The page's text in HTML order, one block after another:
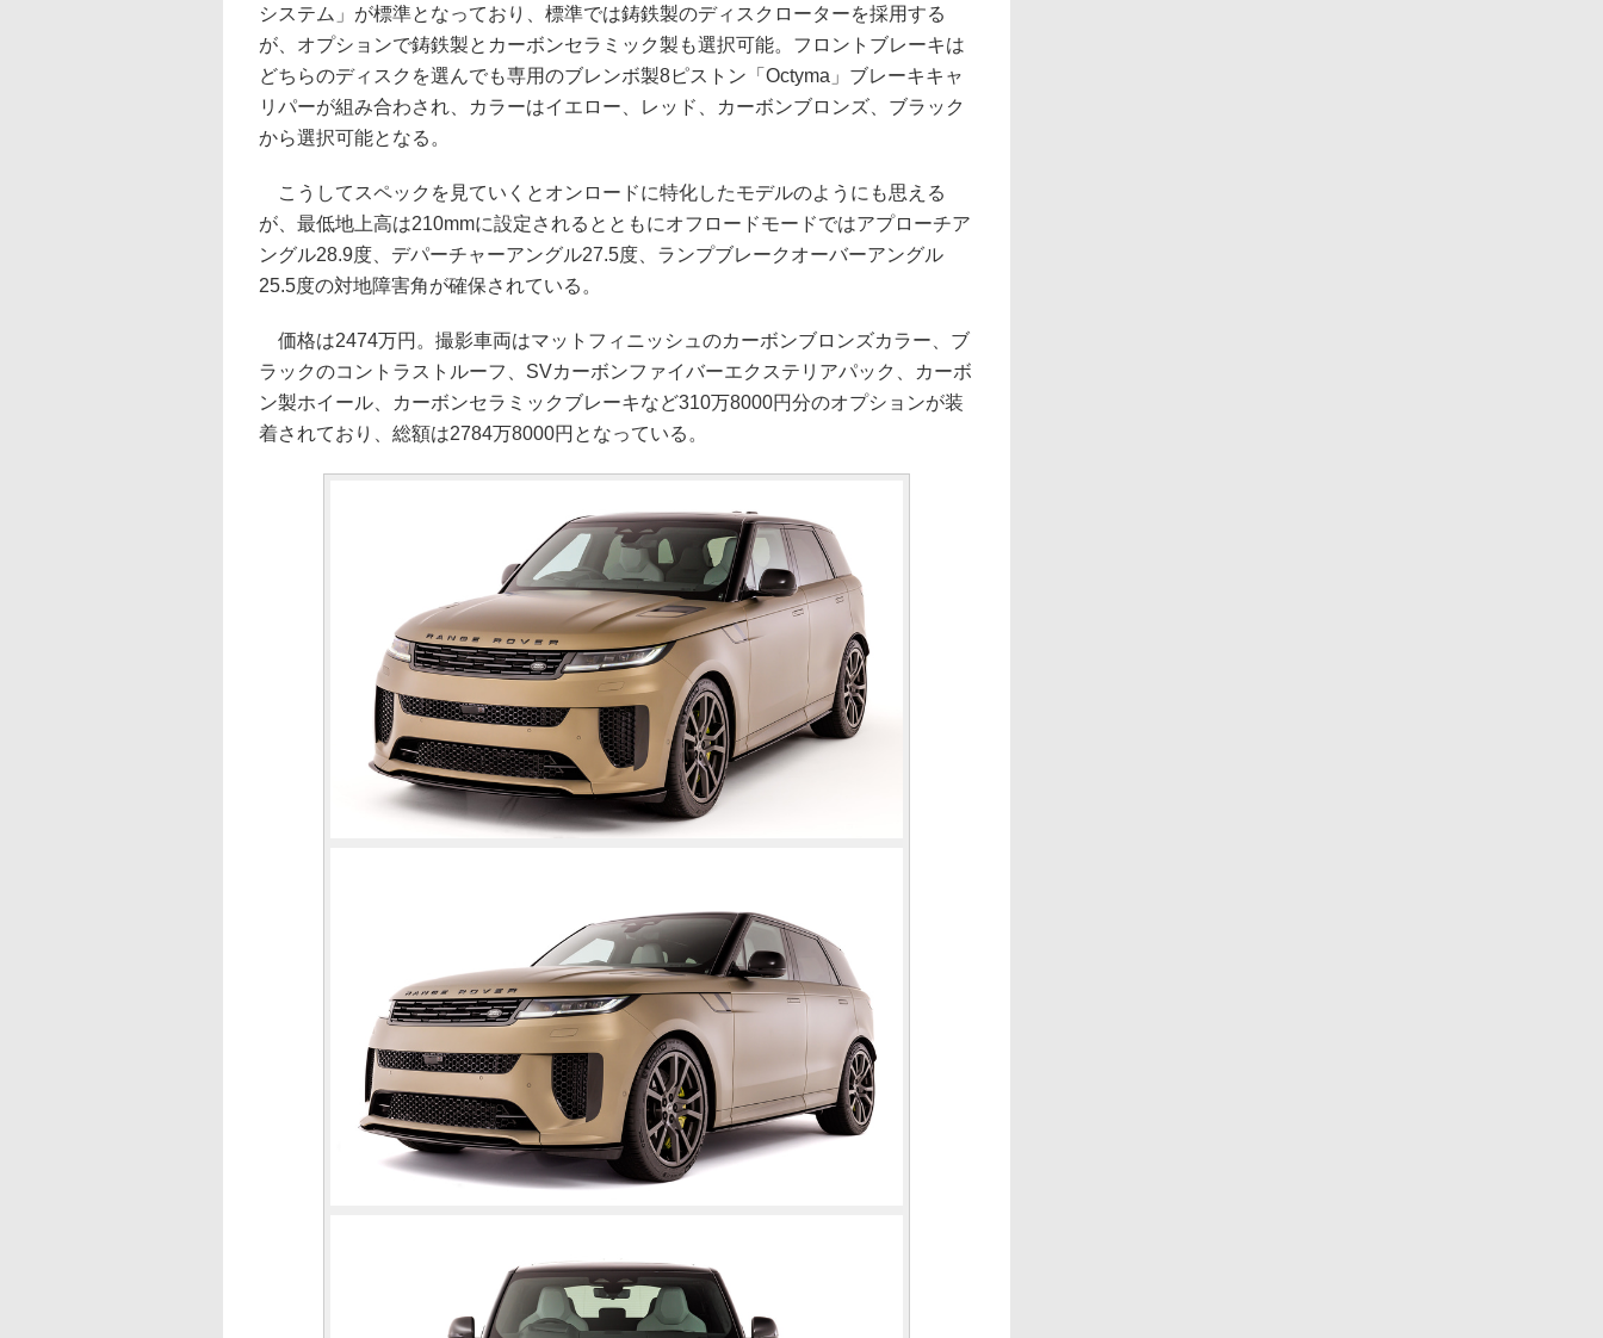
システム」が標準となっており、標準では鋳鉄製のディスクローターを採用する
が、オプションで鋳鉄製とカーボンセラミック製も選択可能。フロントブレーキは
どちらのディスクを選んでも専用のブレンボ製8ピストン「Octyma」ブレーキキャ
リパーが組み合わされ、カラーはイエロー、レッド、カーボンブロンズ、ブラック
から選択可能となる。
こうしてスペックを見ていくとオンロードに特化したモデルのようにも思える
が、最低地上高は210mmに設定されるとともにオフロードモードではアプローチア
ングル28.9度、デパーチャーアングル27.5度、ランプブレークオーバーアングル
25.5度の対地障害角が確保されている。
価格は2474万円。撮影車両はマットフィニッシュのカーボンブロンズカラー、ブ
ラックのコントラストルーフ、SVカーボンファイバーエクステリアパック、カーボ
ン製ホイール、カーボンセラミックブレーキなど310万8000円分のオプションが装
着されており、総額は2784万8000円となっている。